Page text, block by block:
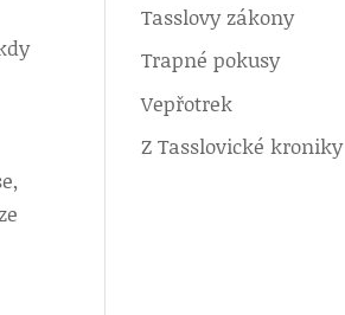
Tasslovy zákony
Trapné pokusy
Vepřotrek
Z Tasslovické kroniky